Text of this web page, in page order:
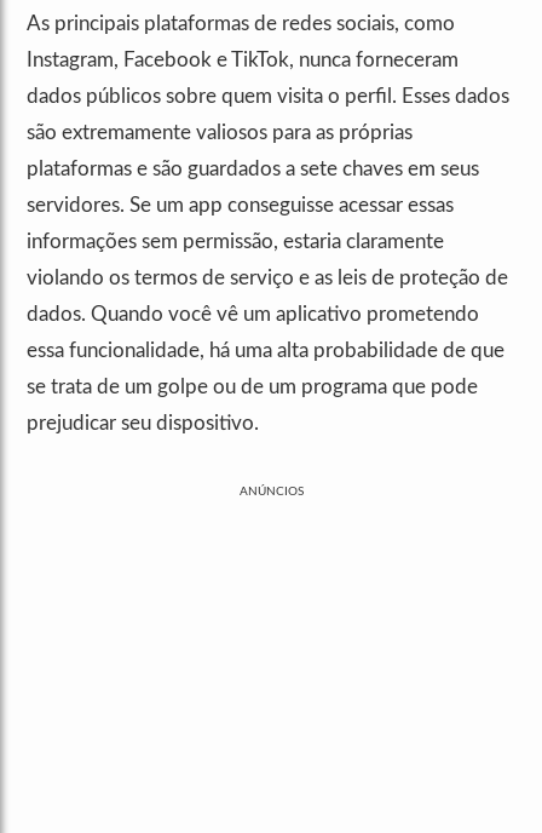
As principais plataformas de redes sociais, como
Instagram, Facebook e TikTok, nunca forneceram
dados públicos sobre quem visita o perfil. Esses dados
são extremamente valiosos para as próprias
plataformas e são guardados a sete chaves em seus
servidores. Se um app conseguisse acessar essas
informações sem permissão, estaria claramente
violando os termos de serviço e as leis de proteção de
dados. Quando você vê um aplicativo prometendo
essa funcionalidade, há uma alta probabilidade de que
se trata de um golpe ou de um programa que pode
prejudicar seu dispositivo.
ANÚNCIOS